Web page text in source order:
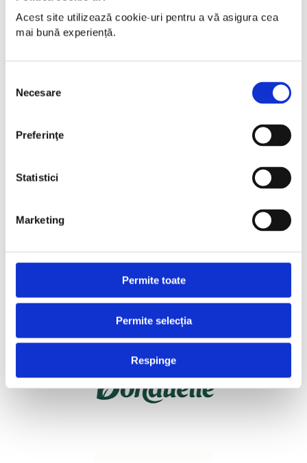
Acest site utilizează cookie-uri pentru a vă asigura cea
mai bună experiență.
consimțământului
Necesare
Preferinţe
Statistici
Marketing
Permite toate
Permite selecția
Respinge